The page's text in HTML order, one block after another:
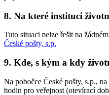
8. Na které instituci
Tuto situaci nelze řešit na
České pošty, s.p.
9. Kde, s kým a kdy
Na pobočce České pošty, s.p.,
hodin pro veřejnost (otevírací